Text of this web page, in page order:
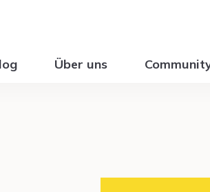
Über uns